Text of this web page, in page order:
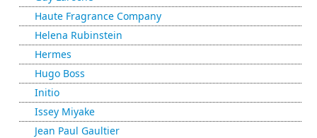
Haute Fragrance Company
Helena Rubinstein
Hermes
Hugo Boss
Initio
Issey Miyake
Jean Paul Gaultier